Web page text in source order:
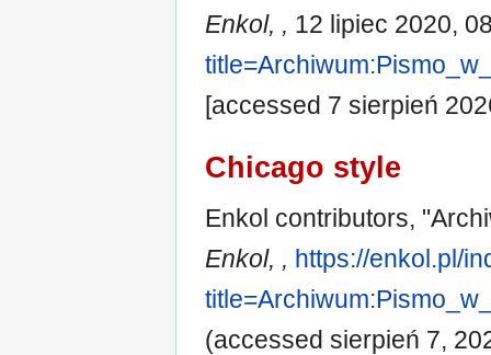
Enkol, , 12 lipiec 2020,
[accessed 7 sierpień
Chicago style
Enkol contributors,
Enkol, , https://enkol.pl/
(accessed sierpień 7,